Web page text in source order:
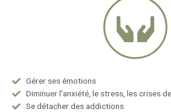
Gérer ses émotions
Diminuer l'anxiété, le stress, les crises
Se détacher des addictions